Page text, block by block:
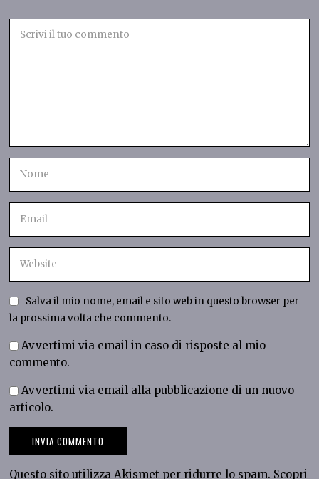
Salva il mio nome, email e sito web in questo browser per
la prossima volta che commento.
Avvertimi via email in caso di risposte al mio
commento.
Avvertimi via email alla pubblicazione di un nuovo
articolo.
Questo sito utilizza Akismet per ridurre lo spam. Scopri